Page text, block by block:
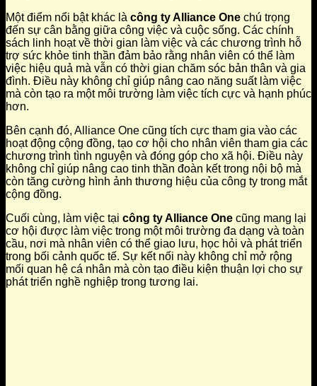
Một điểm nổi bật khác là công ty Alliance One chú trọng
đến sự cân bằng giữa công việc và cuộc sống. Các chính
sách linh hoạt về thời gian làm việc và các chương trình hỗ
trợ sức khỏe tinh thần đảm bảo rằng nhân viên có thể làm
việc hiệu quả mà vẫn có thời gian chăm sóc bản thân và gia
đình. Điều này không chỉ giúp nâng cao năng suất làm việc
mà còn tạo ra một môi trường làm việc tích cực và hạnh phúc
hơn.
Bên cạnh đó, Alliance One cũng tích cực tham gia vào các
hoạt động cộng đồng, tạo cơ hội cho nhân viên tham gia các
chương trình tình nguyện và đóng góp cho xã hội. Điều này
không chỉ giúp nâng cao tinh thần đoàn kết trong nội bộ mà
còn tăng cường hình ảnh thương hiệu của công ty trong mắt
cộng đồng.
Cuối cùng, làm việc tại công ty Alliance One cũng mang lại
cơ hội được làm việc trong một môi trường đa dạng và toàn
cầu, nơi mà nhân viên có thể giao lưu, học hỏi và phát triển
trong bối cảnh quốc tế. Sự kết nối này không chỉ mở rộng
mối quan hệ cá nhân mà còn tạo điều kiện thuận lợi cho sự
phát triển nghề nghiệp trong tương lai.